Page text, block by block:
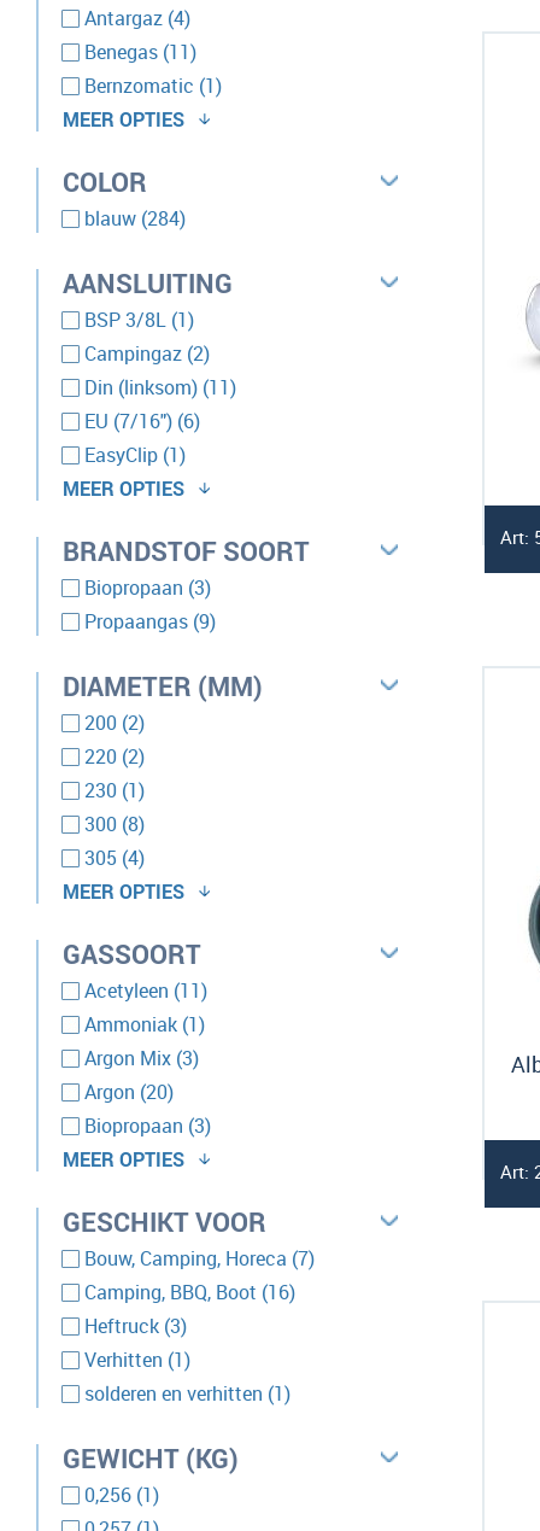
Art:
Art:
Antargaz 4producten
Benegas 11producten
Bernzomatic 1product
MEER OPTIES
Carboglace®
Climalife 16
Kemper 1 product
Smeding 11producten
sievert 10producten
COLOR
blauw 284producten
AANSLUITING
BSP 3/8L 1product
Campingaz 2producten
Din (linksom) 11producten
EU (7/16") 6producten
EasyClip 1product
MEER OPTIES
Hansun snelkoppeling 1product
POL 3producten
Prikbus 1product
clip-on 2producten
BRANDSTOF SOORT
Biopropaan 3producten
Propaangas 9producten
DIAMETER (MM)
200 2producten
220 2producten
230 1product
300 8producten
305 4producten
MEER OPTIES
246 1product
1250 5producten
GASSOORT
Acetyleen 11producten
Ammoniak 1product
Argon Mix 3producten
Argon 20producten
Biopropaan 3producten
MEER OPTIES
Butaan
4producten
Cool R744 1product
Formeer
1product
Formeergas
Helium 12producten
Isobutaan 1product
Koolzuur 16producten
Lucht 5producten
GESCHIKT VOOR
Bouw, Camping, Horeca 7producten
Camping, BBQ, Boot 16producten
Heftruck 3producten
Verhitten 1product
solderen en verhitten 1product
GEWICHT (KG)
0,256 1product
product